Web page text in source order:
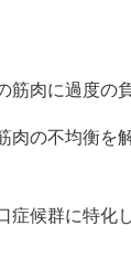
肉に過度の
の不均衡を
症候群に特化